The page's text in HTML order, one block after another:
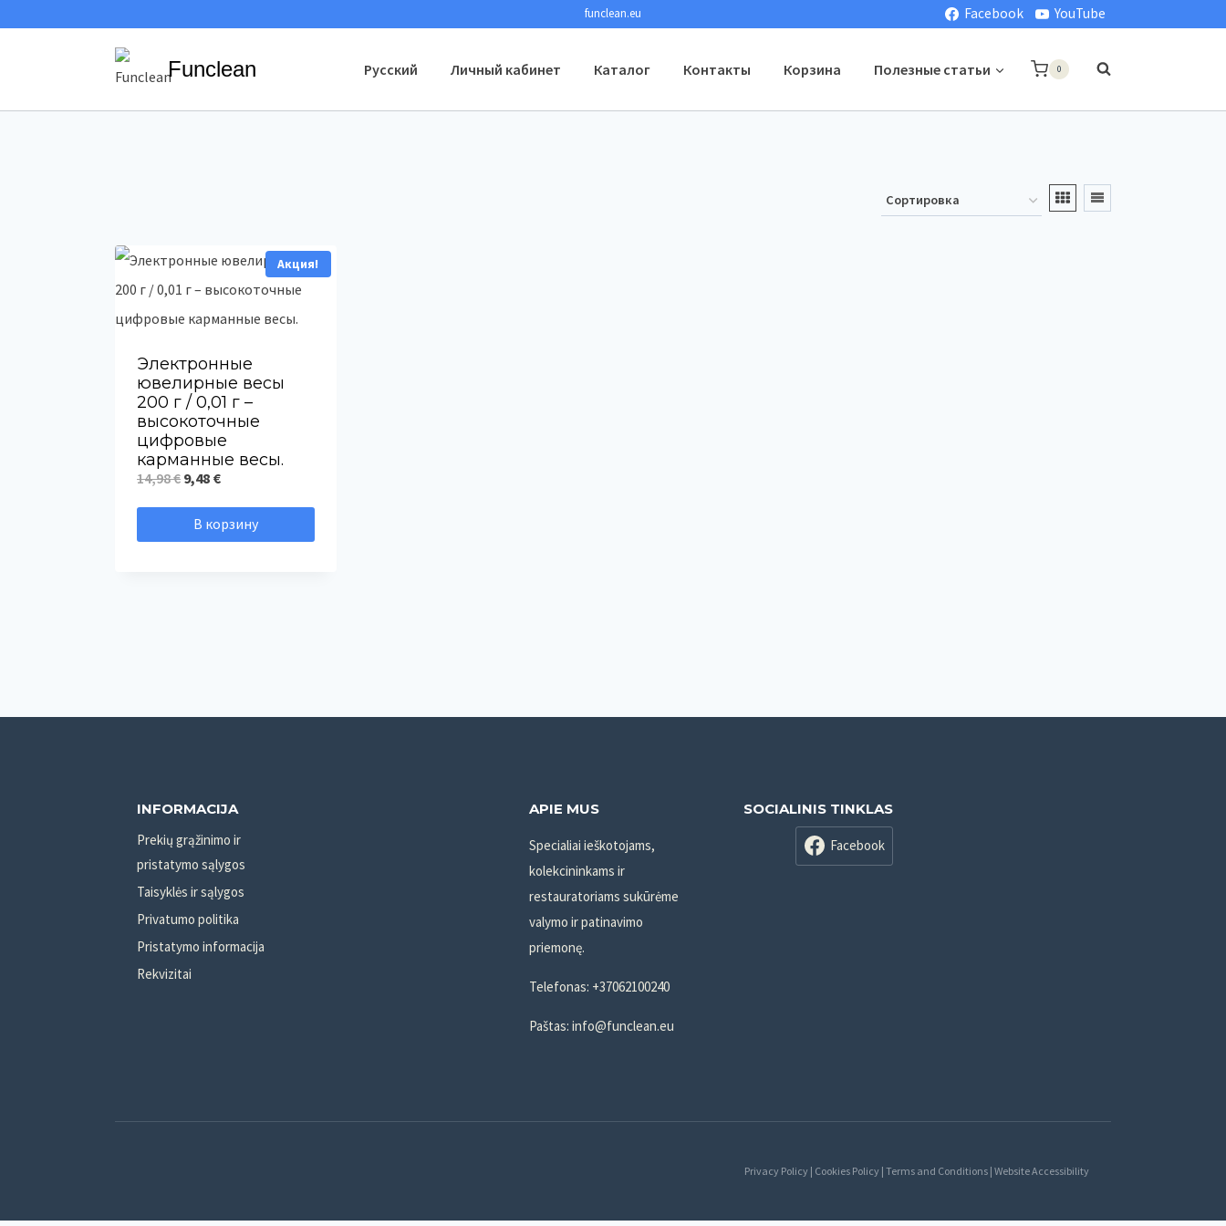
funclean.eu Facebook YouTube
Funclean Русский Личный кабинет Каталог Контакты Корзина Полезные статьи 0
Акция!
Электронные
ювелирные весы
200 г / 0,01 г –
высокоточные
цифровые
карманные весы.
14,98€ Первоначальная
цена
составляла
9,48 €Текущая
цена:
9,48 €.
В корзину
INFORMACIJA
Prekių grąžinimo ir
pristatymo sąlygos
Taisyklės ir sąlygos
Privatumo politika
Pristatymo informacija
Rekvizitai
APIE MUS
Specialiai ieškotojams,
kolekcininkams ir
restauratoriams sukūrėme
valymo ir patinavimo
priemonę.
Telefonas: +37062100240
Paštas: info@funclean.eu
SOCIALINIS TINKLAS
Facebook
Privacy Policy | Cookies Policy | Terms and Conditions | Website Accessibility